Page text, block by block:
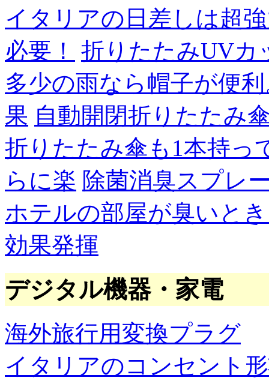
イタリアの日差しは超
必要！
折りたたみUVカ
多少の雨なら帽子が便
果 自動開閉折りたたみ
折りたたみ傘も1本持っ
らに楽 除菌消臭スプレ
ホテルの部屋が臭いと
効果発揮
デジタル機器・家電
海外旅行用変換プラグ
イタリアのコンセント